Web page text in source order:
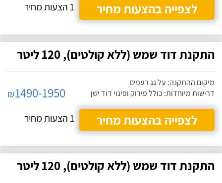
לצפייה בהצעות מחיר
1 הצעות מחיר
התקנת דוד שמש (ללא קולטים), 120 ליטר
מיקום ההתקנה: על גג רעפים
דרישות מיוחדות: כולל פירוק ופינוי דוד ישן
₪1490-1950
לצפייה בהצעות מחיר
1 הצעות מחיר
התקנת דוד שמש (ללא קולטים), 120 ליטר